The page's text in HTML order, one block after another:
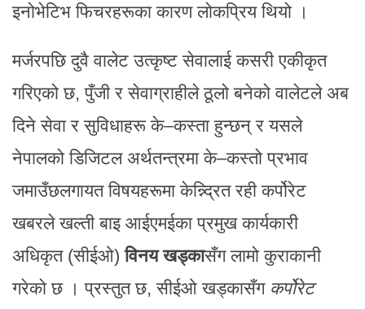
इनोभेटिभ फिचरहरूका कारण लोकप्रिय थियो ।
मर्जरपछि दुवै वालेट उत्कृष्ट सेवालाई कसरी एकीकृत
गरिएको छ, पुँजी र सेवाग्राहीले ठूलो बनेको वालेटले अब
दिने सेवा र सुविधाहरू के–कस्ता हुन्छन् र यसले
नेपालको डिजिटल अर्थतन्त्रमा के–कस्तो प्रभाव
जमाउँछलगायत विषयहरूमा केन्न्द्रित रही कर्पोरेट
खबरले खल्ती बाइ आईएमईका प्रमुख कार्यकारी
अधिकृत (सीईओ)विनय खड्कासँग लामो कुराकानी
गरेको छ । प्रस्तुत छ, सीईओ खड्कासँग कर्पोरेट